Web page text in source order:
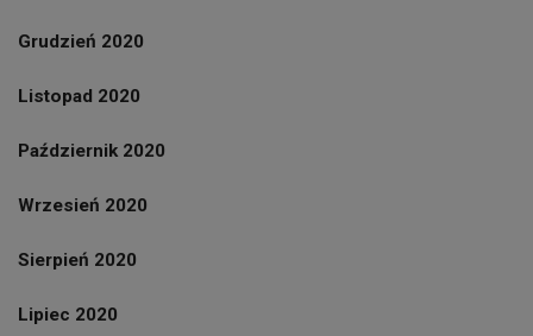
Grudzień 2020
Listopad 2020
Październik 2020
Wrzesień 2020
Sierpień 2020
Lipiec 2020